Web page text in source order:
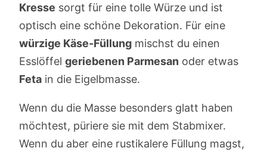
Kresse sorgt für eine tolle Würze und ist
optisch eine schöne Dekoration. Für eine
würzige Käse-Füllung mischst du einen
Esslöffel geriebenen Parmesan oder etwas
Feta in die Eigelbmasse.
Wenn du die Masse besonders glatt haben
möchtest, püriere sie mit dem Stabmixer.
Wenn du aber eine rustikalere Füllung magst,